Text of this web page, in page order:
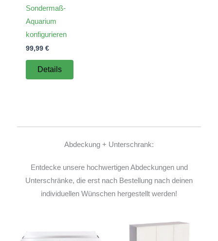
Sondermaß-
Aquarium
konfigurieren
99,99 €
Details
Abdeckung + Unterschrank:
Entdecke unsere hochwertigen Abdeckungen und
Unterschränke, die erst nach Bestellung nach deinen
individuellen Wünschen hergestellt werden!